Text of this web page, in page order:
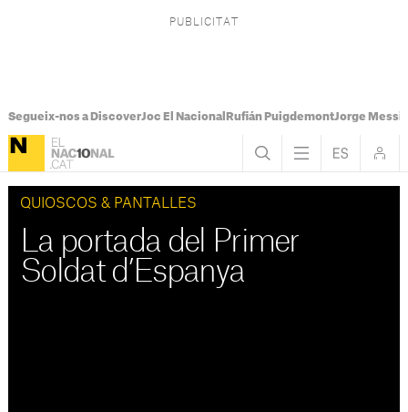
Segueix-nos a DiscoverJoc El Nacional Rufián PuigdemontJorge Messi
QUIOSCOS & PANTALLES
La portada del Primer
Soldat d’Espanya